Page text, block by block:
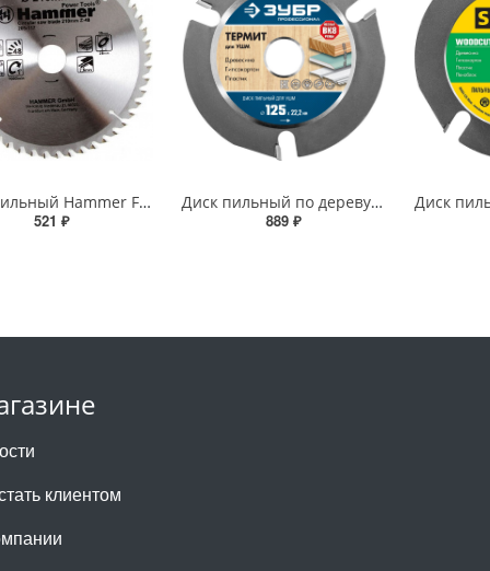
Диск пильный Hammer Flex 205-117 CSB WD 210ммх48х30/20мм по дереву
521 ₽
Диск пильный по дереву ЗУБР 125х22,2мм для УШМ, 3 резца, усиленный
889 ₽
клиентом